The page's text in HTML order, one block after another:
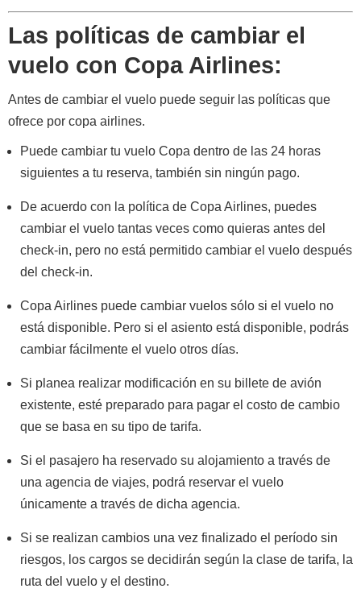
Las políticas de cambiar el
vuelo con Copa Airlines:
Antes de cambiar el vuelo puede seguir las políticas que
ofrece por copa airlines.
Puede cambiar tu vuelo Copa dentro de las 24 horas
siguientes a tu reserva, también sin ningún pago.
De acuerdo con la política de Copa Airlines, puedes
cambiar el vuelo tantas veces como quieras antes del
check-in, pero no está permitido cambiar el vuelo después
del check-in.
Copa Airlines puede cambiar vuelos sólo si el vuelo no
está disponible. Pero si el asiento está disponible, podrás
cambiar fácilmente el vuelo otros días.
Si planea realizar modificación en su billete de avión
existente, esté preparado para pagar el costo de cambio
que se basa en su tipo de tarifa.
Si el pasajero ha reservado su alojamiento a través de
una agencia de viajes, podrá reservar el vuelo
únicamente a través de dicha agencia.
Si se realizan cambios una vez finalizado el período sin
riesgos, los cargos se decidirán según la clase de tarifa, la
ruta del vuelo y el destino.